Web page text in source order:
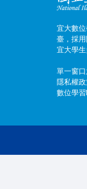
宜大數
臺，採
宜大學生
單一窗
隱私權
數位學